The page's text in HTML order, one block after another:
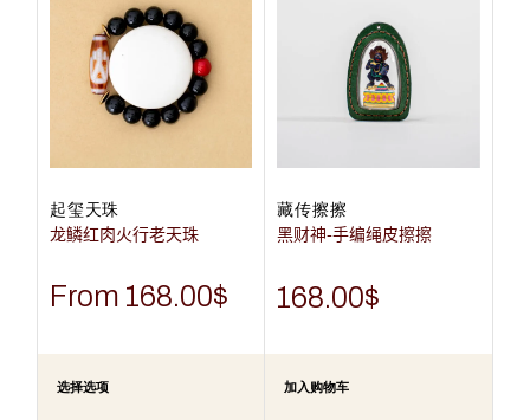
起玺天珠
龙鳞红肉火行老天珠
From 168.00$
选择选项
藏传擦擦
黑财神-手编绳皮擦擦
168.00$
加入购物车